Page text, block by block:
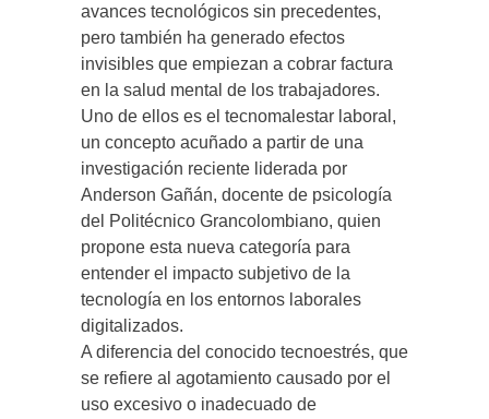
avances tecnológicos sin precedentes,
pero también ha generado efectos
invisibles que empiezan a cobrar factura
en la salud mental de los trabajadores.
Uno de ellos es el tecnomalestar laboral,
un concepto acuñado a partir de una
investigación reciente liderada por
Anderson Gañán, docente de psicología
del Politécnico Grancolombiano, quien
propone esta nueva categoría para
entender el impacto subjetivo de la
tecnología en los entornos laborales
digitalizados.
A diferencia del conocido tecnoestrés, que
se refiere al agotamiento causado por el
uso excesivo o inadecuado de